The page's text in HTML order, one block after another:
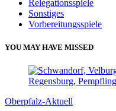
Relegationsspiele
Sonstiges
Vorbereitungsspiele
YOU MAY HAVE MISSED
Oberpfalz-Aktuell